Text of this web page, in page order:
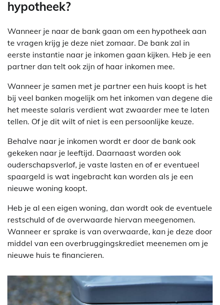
hypotheek?
Wanneer je naar de bank gaan om een hypotheek aan
te vragen krijg je deze niet zomaar. De bank zal in
eerste instantie naar je inkomen gaan kijken. Heb je een
partner dan telt ook zijn of haar inkomen mee.
Wanneer je samen met je partner een huis koopt is het
bij veel banken mogelijk om het inkomen van degene die
het meeste salaris verdient wat zwaarder mee te laten
tellen. Of je dit wilt of niet is een persoonlijke keuze.
Behalve naar je inkomen wordt er door de bank ook
gekeken naar je leeftijd. Daarnaast worden ook
ouderschapsverlof, je vaste lasten en of er eventueel
spaargeld is wat ingebracht kan worden als je een
nieuwe woning koopt.
Heb je al een eigen woning, dan wordt ook de eventuele
restschuld of de overwaarde hiervan meegenomen.
Wanneer er sprake is van overwaarde, kan je deze door
middel van een overbruggingskrediet meenemen om je
nieuwe huis te financieren.